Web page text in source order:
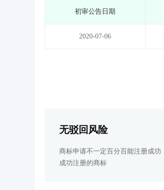
初审公告日期
2020-07-06
无驳回风险
商标申请不一定百分百能注册成功
成功注册的商标